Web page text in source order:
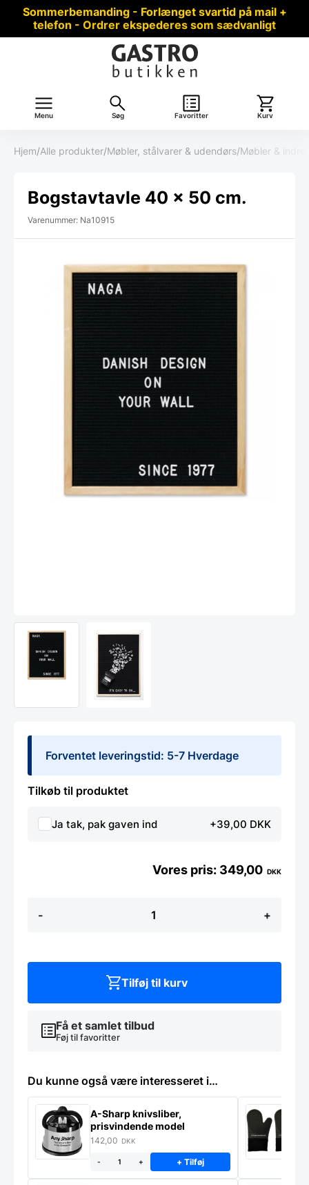
Sommerbemanding - Forlænget svartid på mail +
telefon - Ordrer ekspederes som sædvanligt
Menu Søg Favoritter Kurv
Hjem/Alle produkter/Møbler, stålvarer & udendørs/Møbler &
Bogstavtavle 40 x 50 cm.
Varenummer: Na10915
Forventet leveringstid: 5-7 Hverdage
Tilkøb til produktet
Ja tak, pak gaven ind +39,00 DKK
-
40
antal
+
349,00 DKK
Få et samlet tilbud
Føj til favoritter
Tilføj til kurv
Du kunne også være interesseret i…
A-Sharp knivsliber,
prisvindende model
142,00 DKK
- + + Tilføj